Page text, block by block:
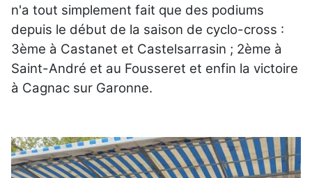
n'a tout simplement fait que des podiums
depuis le début de la saison de cyclo-cross :
3ème à Castanet et Castelsarrasin ; 2ème à
Saint-André et au Fousseret et enfin la victoire
à Cagnac sur Garonne.